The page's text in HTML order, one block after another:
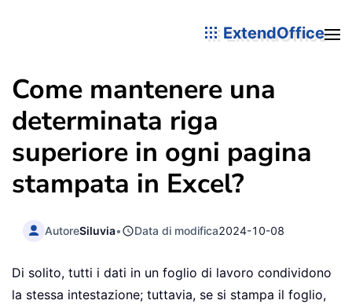
ExtendOffice
Come mantenere una
determinata riga
superiore in ogni pagina
stampata in Excel?
AutoreSiluvia• Data di modifica2024-10-08
Di solito, tutti i dati in un foglio di lavoro condividono
la stessa intestazione; tuttavia, se si stampa il foglio,